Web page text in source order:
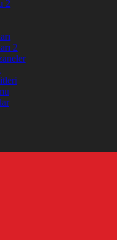
2
2